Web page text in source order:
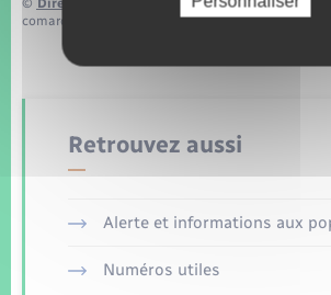
© Direction de l’information légale et
comarquage developpé parbaseo.io
Retrouvez aussi
Alerte et informations aux
Numéros utiles